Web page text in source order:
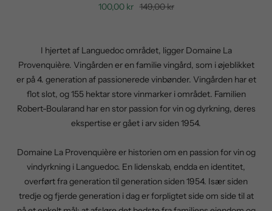
Sale
100,00 kr Regular
149,00 kr
I hjertet af Languedoc området, ligger Domaine La
Provenquière. Vingården er en familie vingård, som i øjeblikket
er på 4. generation af passionerede vinbønder. Vingården har et
flot slot, og 155 hektar store vinmarker i området. Familien
Robert-Boularand har en stor passion for vin og dyrkning, deres
ekspertise er gået i arv siden 1954.
Domaine La Provenquière er historien om en passion for vin og
vindyrkning i Languedoc. En lidenskab, endda en identitet,
overført fra generation til generation siden 1954. Især siden
tredje og fjerde generation i dag er forpligtet side om side til at